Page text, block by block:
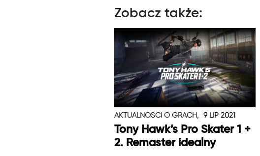
Zobacz także:
AKTUALNOŚCI O GRACH, 9 LIP 2021
Tony Hawk’s Pro Skater 1 +
2. Remaster idealny